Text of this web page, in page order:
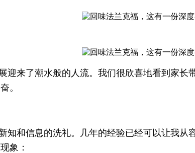
迎来了潮水般的人流。我们很欣喜地看到家
。
知和信息的洗礼。几年的经验已经可以让我
象：